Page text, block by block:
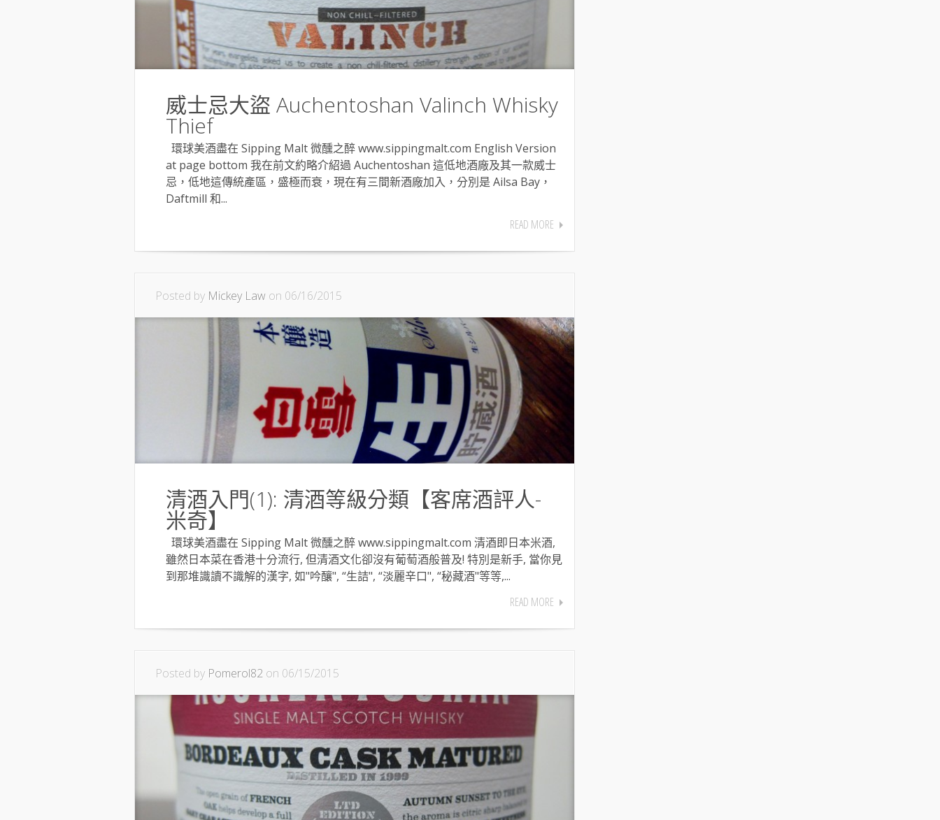
威士忌大盜 Auchentoshan Valinch Whisky
Thief
環球美酒盡在 Sipping Malt 微醺之醉 www.sippingmalt.com English Version
at page bottom 我在前文約略介紹過 Auchentoshan 這低地酒廠及其一款威士
忌，低地這傳統產區，盛極而衰，現在有三間新酒廠加入，分別是 Ailsa Bay，
Daftmill 和...
READ MORE
Posted by Mickey Law on 06/16/2015
清酒入門(1): 清酒等級分類【客席酒評人-
米奇】
環球美酒盡在 Sipping Malt 微醺之醉 www.sippingmalt.com 清酒即日本米酒,
雖然日本菜在香港十分流行, 但清酒文化卻沒有葡萄酒般普及! 特別是新手, 當你見
到那堆識讀不識解的漢字, 如"吟釀", “生詰", “淡麗辛口", “秘藏酒"等等,...
READ MORE
Posted by Pomerol82 on 06/15/2015